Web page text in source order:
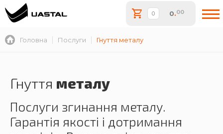
0.00
Головна Послуги Гнуття металу
Гнуття металу
Послуги згинання металу.
Гарантія якості і дотримання